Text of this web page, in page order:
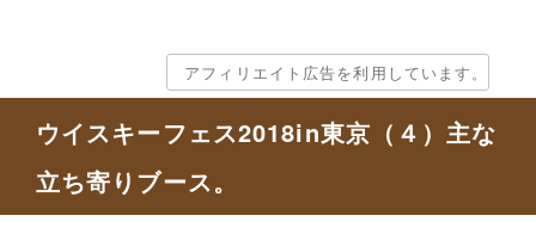
アフィリエイト広告を利用しています。
ウイスキーフェス2018in東京（４）主な
立ち寄りブース。